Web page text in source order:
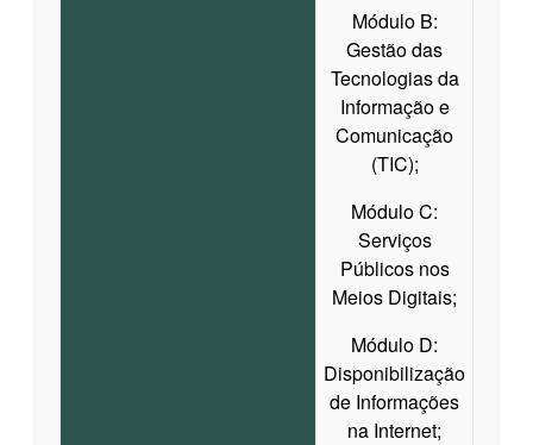
Módulo B:
Gestão das
Tecnologias da
Informação e
Comunicação
(TIC);
Módulo C:
Serviços
Públicos nos
Meios Digitais;
Módulo D:
Disponibilização
de Informações
na Internet;